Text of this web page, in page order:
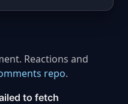
Reactions and
repo.